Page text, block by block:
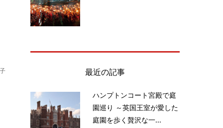
最近の記事
ハンプトンコート宮殿で庭
園巡り ～英国王室が愛した
庭園を歩く贅沢な一...